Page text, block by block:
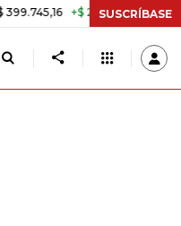
+0,58% TASA DE
SUSCRÍBASE